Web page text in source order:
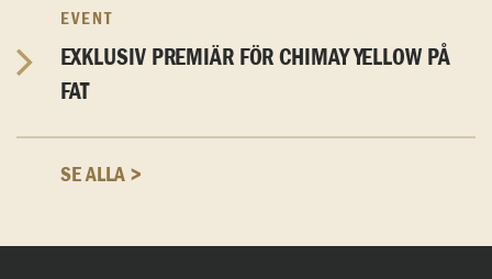
EVENT
EXKLUSIV PREMIÄR FÖR CHIMAY YELLOW PÅ
FAT
SE ALLA >